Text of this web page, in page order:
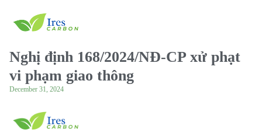
Nghị định 168/2024/NĐ-CP xử phạt
vi phạm giao thông
December 31, 2024